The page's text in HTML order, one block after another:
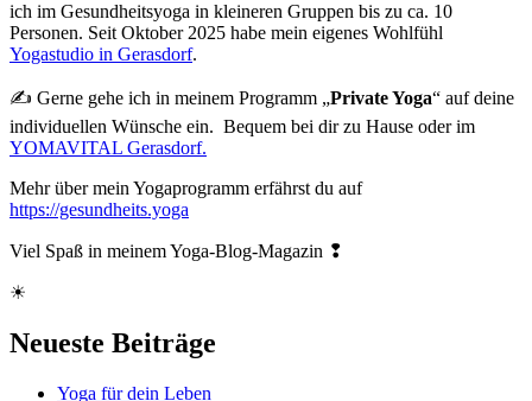
ich im Gesundheitsyoga in kleineren Gruppen bis zu ca. 10
Personen. Seit Oktober 2025 habe mein eigenes Wohlfühl
Yogastudio in Gerasdorf.
✍ Gerne gehe ich in meinem Programm „Private Yoga“ auf deine
individuellen Wünsche ein. Bequem bei dir zu Hause oder im
YOMAVITAL Gerasdorf.
Mehr über mein Yogaprogramm erfährst du auf
https://gesundheits.yoga
Viel Spaß in meinem Yoga-Blog-Magazin ❢
☀
Neueste Beiträge
Yoga für dein Leben